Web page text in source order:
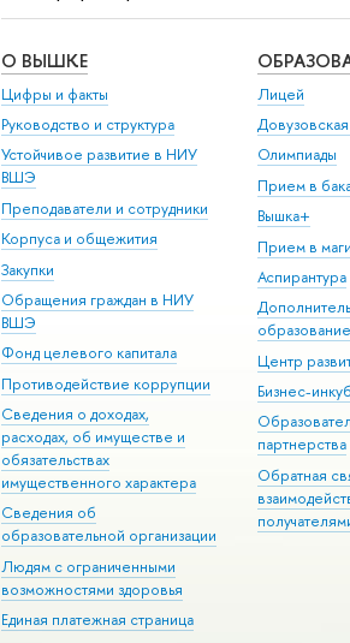
О ВЫШКЕ
Цифры и факты
Руководство и структура
Устойчивое развитие в НИУ
ВШЭ
Преподаватели и сотрудники
Корпуса и общежития
Закупки
Обращения граждан в НИУ
ВШЭ
Фонд целевого капитала
Противодействие коррупции
Сведения о доходах,
расходах, об имуществе и
обязательствах
имущественного характера
Сведения об
образовательной организации
Людям с ограниченными
возможностями здоровья
Единая платежная страница
Лицей
Олимпиады
Прием в
Вышка+
Прием в
Аспирантура
образование
Центр
Бизнес-
партнерства
Обратная